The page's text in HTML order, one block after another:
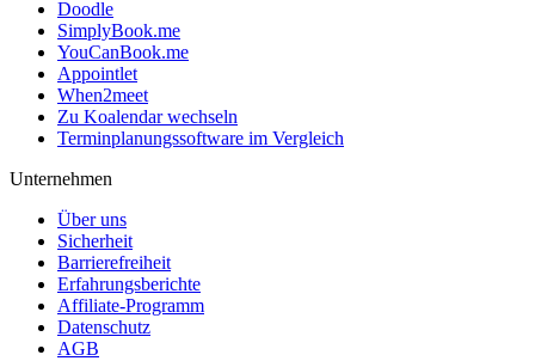
Doodle
SimplyBook.me
YouCanBook.me
Appointlet
When2meet
Zu Koalendar wechseln
Terminplanungssoftware im Vergleich
Unternehmen
Über uns
Sicherheit
Barrierefreiheit
Erfahrungsberichte
Affiliate-Programm
Datenschutz
AGB